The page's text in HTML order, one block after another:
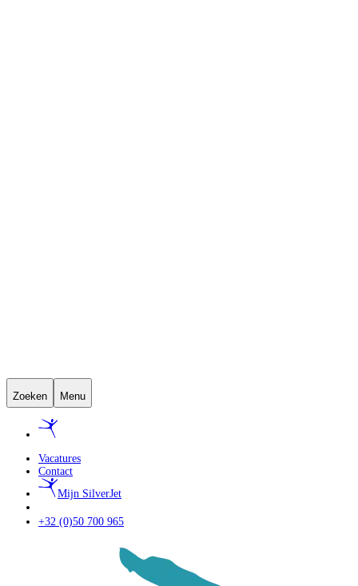
Zoeken Menu
Vacatures
Contact
Mijn SilverJet
+32 (0)50 700 965